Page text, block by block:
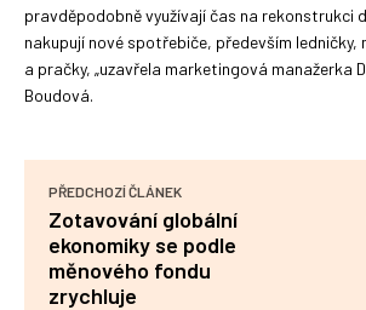
pravděpodobně využívají čas na rekonstrukci
nakupují nové spotřebiče, především ledničky,
a pračky, „uzavřela marketingová manažerka
Boudová.
PŘEDCHOZÍ ČLÁNEK
Zotavování globální
ekonomiky se podle
měnového fondu
zrychluje